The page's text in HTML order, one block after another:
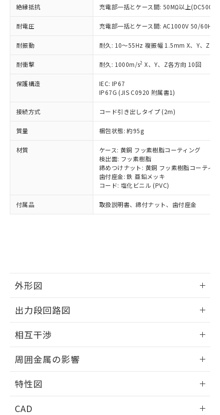
絶縁抵抗 充電部一括とケース間: 50MΩ以上(DC500V
耐電圧 充電部一括とケース間: AC1000V 50/60Hz
耐振動 耐久: 10～55Hz 複振幅 1.5mm X、Y、Z各
耐衝撃 耐久: 1000m/s2 X、Y、Z各方向 10回
保護構造
IEC: IP67
IP67G (JIS C0920 附属書1)
接続方式 コード引き出しタイプ (2m)
質量 梱包状態: 約95g
材質
ケース: 黄銅 フッ素樹脂コーティング
検出面: フッ素樹脂
締めつけナット: 黄銅 フッ素樹脂コーティ
歯付座金: 鉄 亜鉛メッキ
コード: 塩化ビニル (PVC)
付属品 取扱説明書、締付ナット、歯付座金
外形図
外形図
出力段回路図
出力段回路図
相互干渉
相互干渉
周囲金属の影響
周囲金属の影響
特性図
CAD
在庫状況および標準価格照会結果は、
記載している更新日時点での社内デー
タに基づき作成されるものであり、閲
覧された時点での実際の在庫および標
準価格とは異なる場合があることをご
了承ください。
正式な納期状況および標準価格はお客
様のお取引先、またはお客様担当のオ
ムロン制御機器販売店・当社販売員に
ご相談ください。
オムロン制御機器販売店や当社販売拠
販売ネットワーク
」をご確認
在庫状況および標準価格結果を当社の
事前の承諾なく第三者に漏洩または開
示しないようお願いします。
マイパーツ機能（部品リスト作成サー
ビス）をご利用いただくには、I-Web
メンバーズにご登録されている必要が
お客様が当ウェブサイト上で当社にご
※当社の共同利用者とは、"個人情報
用者の範囲」に記載されている法人を
指します。
むを得ず変更することがあります。
*EU RoHS指令（10物質）：
鉛(Pb) 1000ppm以下、 水銀(Hg) 1000ppm以下、 カド
ミウム(Cd) 100ppm以下、
六価クロム(Cr(Ⅵ)) 1000ppm以下、ポリ臭化ビフェニル
類(PBB) 1000ppm以下、ポリ臭化ジフェニルエーテル類
(PBDE) 1000ppm以下、フタル酸ビス(2-エチルヘキシ
ル) (DEHP)(別名：DOP) 1000ppm以下、フタル酸ブチ
ルベンジル（BBP） 1000ppm以下、フタル酸ジブチル
（DBP） 1000ppm以下、フタル酸ジイソブチル
但し、RoHS指令で産業用監視および制御機器に対する
適用除外項目は除く。
フタル酸エステル類の４物質については閾値を超える意
図的な使用がないことを確認しています。
部品在庫の切り替え状況などにより、予定
月が前後することがあります。
EU RoHS指令（10物質）の非含有証明書
51物質の非含有証明書（当社基準）
ものではありません。
また、RoHS指令のフタル酸エステル類４
物質の対応では、対応完了までの期間は出
荷製品に未対応品が混在することから備考
欄に対応日を記載しておりました。
既に当社にて対応品への在庫切替を完了
り、2022年1月12日より割愛しておりま
す。
い合わせください。
Cr(Ⅵ)(六価クロム) : 1000ppm、 PBBs(ポリ臭化ビフェ
ニル類) : 1000ppm、 PBDEs(ポリ臭化ジフェニルエーテ
DBP(フタル酸ジブチル) : 1000ppm、 DIBP(フタル酸ジ
イソブチル) : 1000ppm、 BBP(フタル酸ブチルベンジ
DEHP(フタル酸ビス(2-エチルヘキシル)) : 1000ppm
※2 環境保護使用期限
「ｅ」：有害物質（10物質）のすべてが基
準値以下であることを示します。
「10」：通常の使用状況下において有害物
質が外部に漏えいし、環境に深刻な影響を
及ぼさない年数を意味します。
「－」：未確認です。当社販売部門へお問
い合わせください。
為替および外国貿易法に定める商品
（以下｢規制貨物等」という）を輸出
または国外への提供する場合は、日本
国政府の輸出許可(または役務取引許
可)を取得するなどの必要な手続きを
当社は規制貨物を破棄する場合は、完
全に破砕するなど、違法に輸出されな
いよう必要な手段を講じます。
当社は貴社製品を、核兵器、ミサイ
ル、化学兵器、生物兵器またはその他
武器並びにこれらの製造装置等に一切
使用いたしません。
当社は、貴社製品を第三者に販売する
場合は、上記1、2および3の内容を当
該第三者に通知します。また当社は、
販売先および販売に係わる関係者が違
法に輸出するおそれがある場合は、取
り引きをいたしません。
一定数以上の在庫あり
一定数には満たないが在庫あり
在庫なし(最新の在庫状況につ
いては、お客様のお取引先、ま
たはお客様担当のオムロン制御
機器販売店・当社販売員にご確
認ください)
受注生産機種、また在庫状況の
情報を公開していない機種